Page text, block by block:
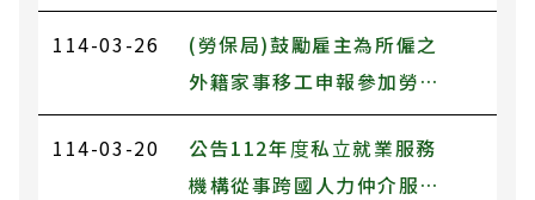
至第十一款工作資格及審查
標準」部分條文及第二十四
條附表五、第二十五條附表
114-03-26
(勞保局)鼓勵雇主為所僱之
外籍家事移工申報參加勞工
保險
114-03-20
公告112年度私立就業服務
機構從事跨國人力仲介服務